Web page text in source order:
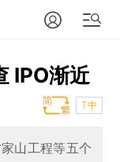
IPO渐近
T中
山工程等五个